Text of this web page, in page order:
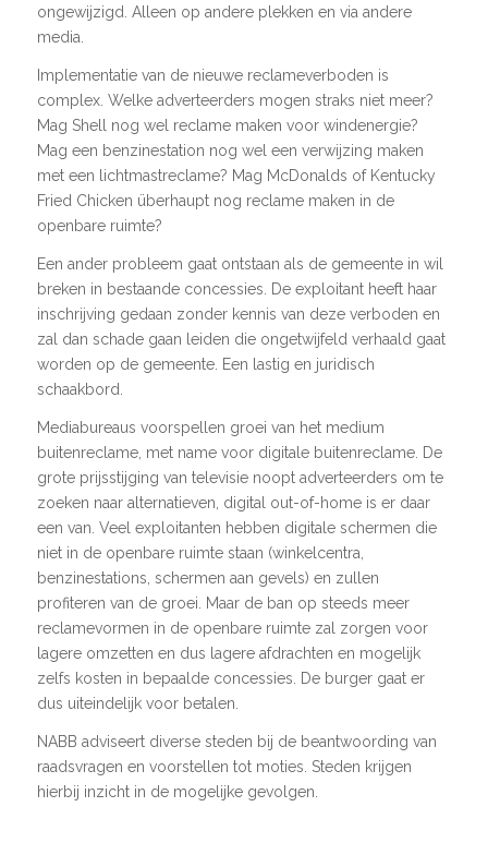
ongewijzigd. Alleen op andere plekken en via andere
media.
Implementatie van de nieuwe reclameverboden is
complex. Welke adverteerders mogen straks niet meer?
Mag Shell nog wel reclame maken voor windenergie?
Mag een benzinestation nog wel een verwijzing maken
met een lichtmastreclame? Mag McDonalds of Kentucky
Fried Chicken überhaupt nog reclame maken in de
openbare ruimte?
Een ander probleem gaat ontstaan als de gemeente in wil
breken in bestaande concessies. De exploitant heeft haar
inschrijving gedaan zonder kennis van deze verboden en
zal dan schade gaan leiden die ongetwijfeld verhaald gaat
worden op de gemeente. Een lastig en juridisch
schaakbord.
Mediabureaus voorspellen groei van het medium
buitenreclame, met name voor digitale buitenreclame. De
grote prijsstijging van televisie noopt adverteerders om te
zoeken naar alternatieven, digital out-of-home is er daar
een van. Veel exploitanten hebben digitale schermen die
niet in de openbare ruimte staan (winkelcentra,
benzinestations, schermen aan gevels) en zullen
profiteren van de groei. Maar de ban op steeds meer
reclamevormen in de openbare ruimte zal zorgen voor
lagere omzetten en dus lagere afdrachten en mogelijk
zelfs kosten in bepaalde concessies. De burger gaat er
dus uiteindelijk voor betalen.
NABB adviseert diverse steden bij de beantwoording van
raadsvragen en voorstellen tot moties. Steden krijgen
hierbij inzicht in de mogelijke gevolgen.